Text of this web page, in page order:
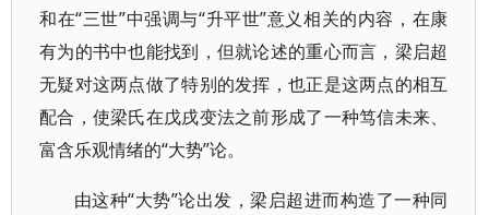
和在“三世”中强调与“升平世”意义相关的内容，在康
有为的书中也能找到，但就论述的重心而言，梁启超
无疑对这两点做了特别的发挥，也正是这两点的相互
配合，使梁氏在戊戌变法之前形成了一种笃信未来、
富含乐观情绪的“大势”论。
由这种“大势”论出发，梁启超进而构造了一种同